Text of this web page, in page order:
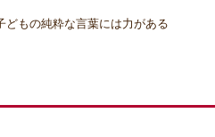
どもの純粋な言葉には力がある